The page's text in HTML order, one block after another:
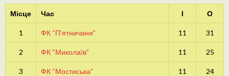
Місце Час І О
1 ФК “П’ятничани” 11 31
2 ФК “Миколаїв” 11 25
3 ФК “Мостиська” 11 24